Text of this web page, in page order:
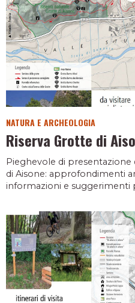
NATURA E ARCHEOLOGIA
Riserva Grotte di
Pieghevole di presentazione
di Aisone: approfondimenti
informazioni e suggerimenti